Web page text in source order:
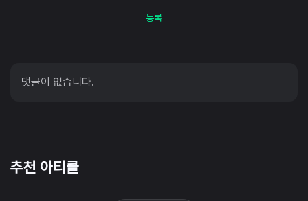
등록
댓글이 없습니다.
추천 아티클